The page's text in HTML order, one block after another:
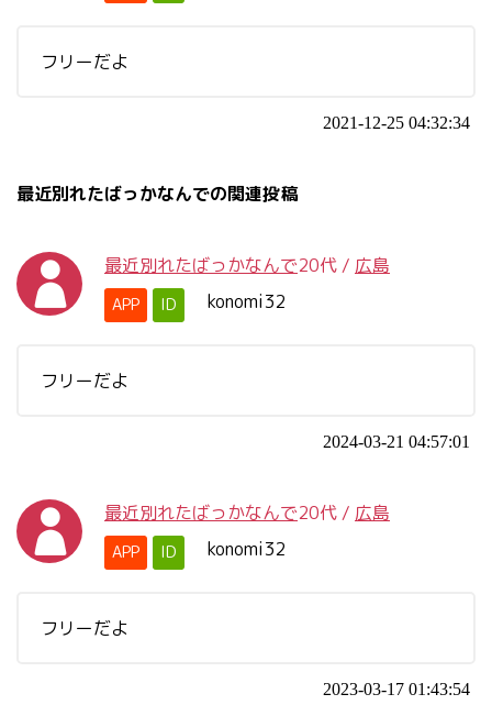
フリーだよ
2021-12-25 04:32:34
最近別れたばっかなんでの関連投稿
最近別れたばっかなんで20代 / 広島
APP ID konomi32
フリーだよ
2024-03-21 04:57:01
最近別れたばっかなんで20代 / 広島
APP ID konomi32
フリーだよ
2023-03-17 01:43:54